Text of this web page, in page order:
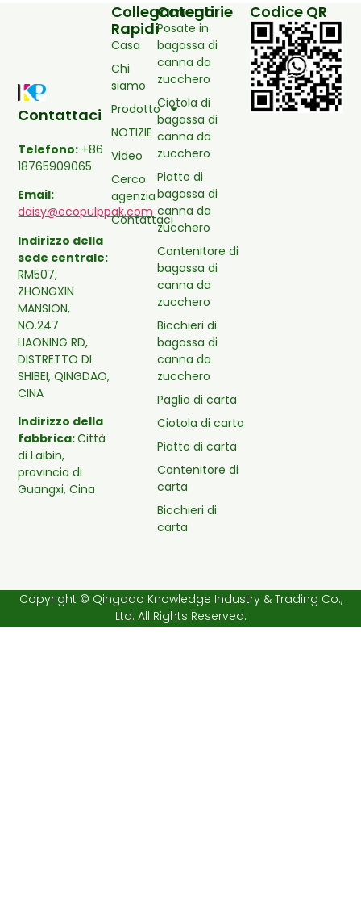
Contattaci
Telefono: +86
18765909065
Email:
daisy@ecopulppak.com
Indirizzo della
sede centrale:
RM507,
ZHONGXIN
MANSION,
NO.247
LIAONING RD,
DISTRETTO DI
SHIBEI, QINGDAO,
CINA
Indirizzo della
fabbrica:Città
di Laibin,
provincia di
Guangxi, Cina
Collegamenti
Rapidi
Casa
Chi
siamo
Prodotto
NOTIZIE
Video
Cerco
agenzia
Contattaci
Categorie
Posate in
bagassa di
canna da
zucchero
Ciotola di
bagassa di
canna da
zucchero
Piatto di
bagassa di
canna da
zucchero
Contenitore di
bagassa di
canna da
zucchero
Bicchieri di
bagassa di
canna da
zucchero
Paglia di carta
Ciotola di carta
Piatto di carta
Contenitore di
carta
Bicchieri di
carta
Codice QR
Copyright © Qingdao Knowledge Industry & Trading Co.,
Ltd. All Rights Reserved.